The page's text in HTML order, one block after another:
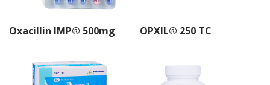
COTRIM®
Oxacillin IMP® 500mg OPXIL® 250 TC